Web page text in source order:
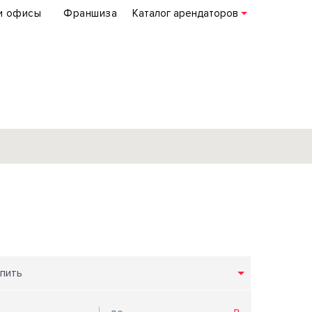
офисы Франшиза Каталог арендаторов